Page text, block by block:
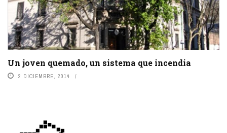
Un joven quemado, un sistema que incendia
2 DICIEMBRE, 2014